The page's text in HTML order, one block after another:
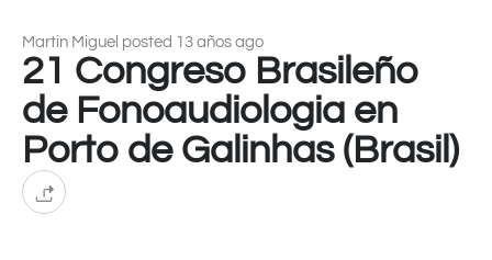
Martin Miguel posted 13 años ago
21 Congreso Brasileño
de Fonoaudiologia en
Porto de Galinhas (Brasil)